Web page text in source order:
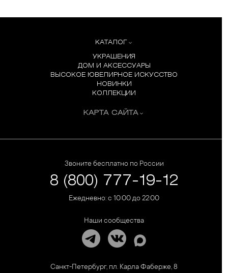
КАТАЛОГ
УКРАШЕНИЯ
ДОМ И АКСЕССУАРЫ
ВЫСОКОЕ ЮВЕЛИРНОЕ ИСКУССТВО
НОВИНКИ
КОЛЛЕКЦИИ
КАРТА САЙТА
Звоните бесплатно по России
8 (800) 777-19-12
Ежедневно: с 10:00 до 22:00
Наши сообщества
Санкт-Петербург, пл. Карла Фаберже, 8